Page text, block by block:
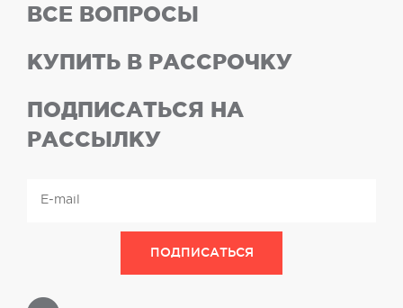
ВСЕ ВОПРОСЫ
КУПИТЬ В РАССРОЧКУ
ПОДПИСАТЬСЯ НА
РАССЫЛКУ